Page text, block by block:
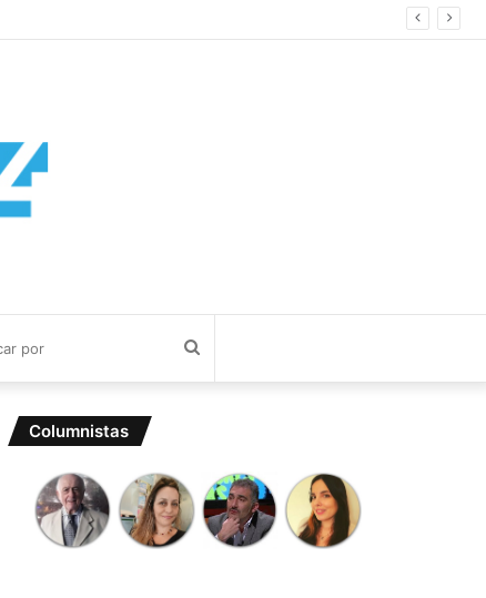
Columnistas